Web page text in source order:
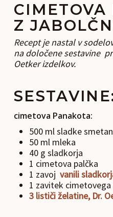
CIMETOVA
Z
Recept je nastal v
na določene sestavine
Oetker izdelkov.
cimetova Panakota:
500 ml sladke
50 ml mleka
40 g sladkorja
1 cimetova palčka
1 zavoj vanili
1 zavitek
3 lističi želatine, Dr.